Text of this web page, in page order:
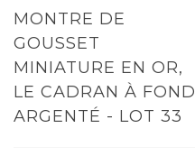
MONTRE DE
GOUSSET
MINIATURE EN OR,
LE CADRAN À FOND
ARGENTÉ - LOT 33